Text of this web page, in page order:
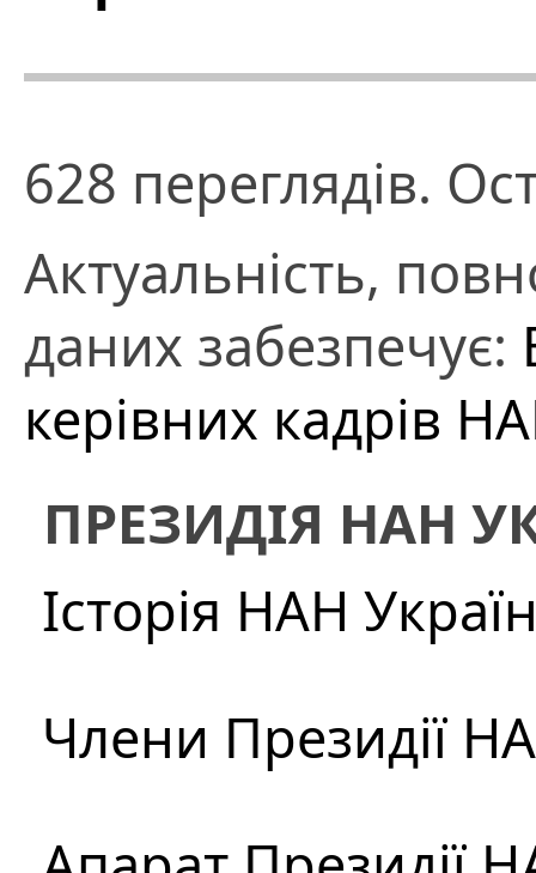
628 переглядів.
Актуальність,
даних забезпечує:
керівних кадрів
ПРЕЗИДІЯ НАН
Історія НАН
Члени Президії